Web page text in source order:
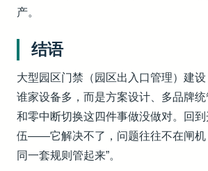
产。
结语
大型园区门禁（园区出入口管理）建
谁家设备多，而是方案设计、多品牌
和零中断切换这四件事做没做对。回
伍——它解决不了，问题往往不在闸机
同一套规则管起来”。